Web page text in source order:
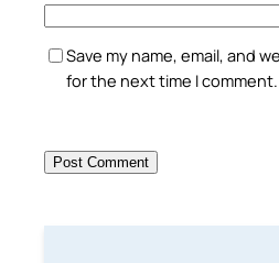
Save my name, email, and
for the next time I comment.